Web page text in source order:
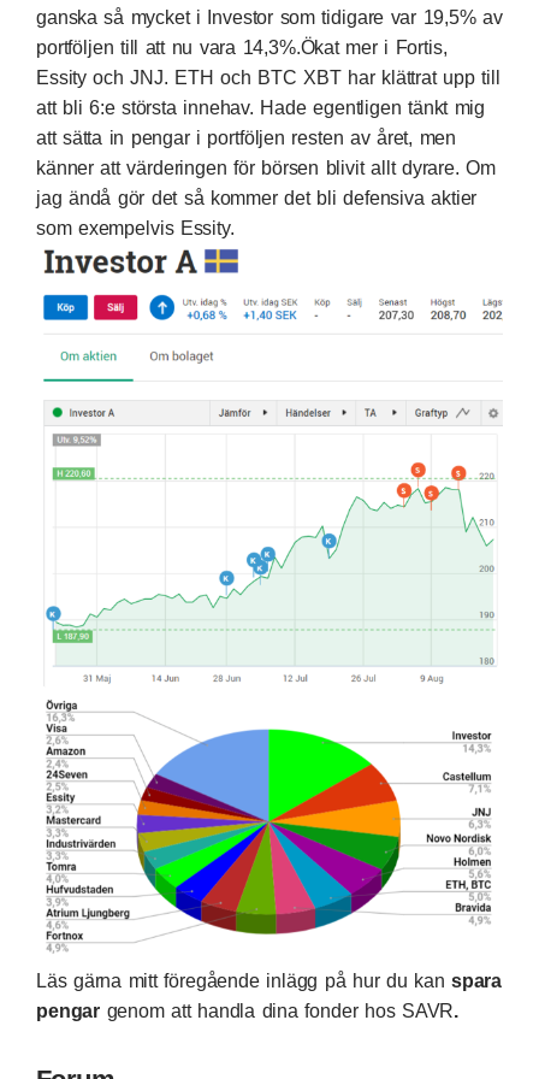
ganska så mycket i Investor som tidigare var 19,5% av
portföljen till att nu vara 14,3%.Ökat mer i Fortis,
Essity och JNJ. ETH och BTC XBT har klättrat upp till
att bli 6:e största innehav. Hade egentligen tänkt mig
att sätta in pengar i portföljen resten av året, men
känner att värderingen för börsen blivit allt dyrare. Om
jag ändå gör det så kommer det bli defensiva aktier
som exempelvis Essity.
Läs gärna mitt föregående inlägg på hur du kan spara
pengar genom att handla dina fonder hos SAVR.